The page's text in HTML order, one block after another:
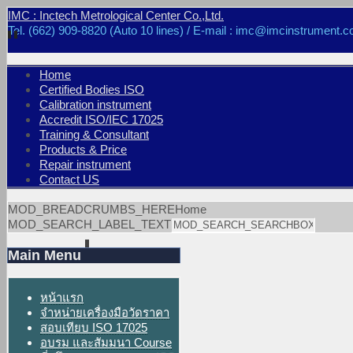
IMC : Inctech Metrological Center Co.,Ltd.
Tel. (662) 909-8820 (Auto 10 lines) / E-mail :
Home
Certified Bodies ISO
Calibration instrument
Accredit ISO/IEC 17025
Training & Consultant
Products & Price
Repair instrument
Contact US
MOD_BREADCRUMBS_HEREHome
MOD_SEARCH_LABEL_TEXT
Main Menu
หน้าแรก
จำหน่ายเครื่องมือวัดราคา
สอบเทียบ ISO 17025
อบรม และสัมมนา Course